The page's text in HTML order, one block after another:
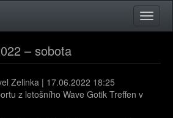
Toggle
– sobota
Zelinka | 17.06.2022 18:25
z letošního Wave Gotik Treffen v